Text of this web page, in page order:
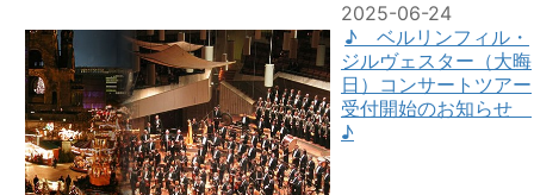
2025-06-24
♪ ベルリンフィル・
ジルヴェスター（大晦
日）コンサートツアー
受付開始のお知らせ
♪